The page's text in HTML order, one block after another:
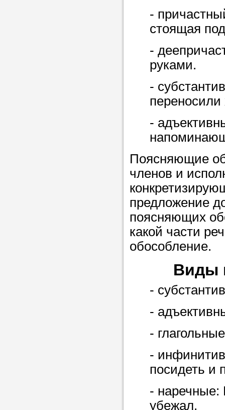
репетитора
Совет 3.
студент-
хорошо
задачей. Он
цена ниже, и
найдет
учеником.
-
стоящая
-
руками.
-
переносили
-
Поясняющие
членов и
предложение
поясняющих
какой части
обособление.
Виды
-
-
-
-
посидеть и
- наречные:
убежал.